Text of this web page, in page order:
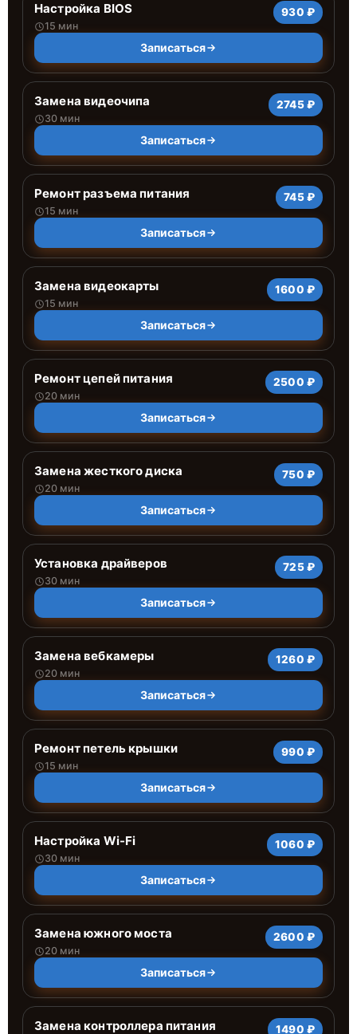
Настройка BIOS
15 мин
930 ₽
Записаться
Замена видеочипа
30 мин
2745 ₽
Записаться
Ремонт разъема питания
15 мин
745 ₽
Записаться
Замена видеокарты
15 мин
1600 ₽
Записаться
Ремонт цепей питания
20 мин
2500 ₽
Записаться
Замена жесткого диска
20 мин
750 ₽
Записаться
Установка драйверов
30 мин
725 ₽
Записаться
Замена вебкамеры
20 мин
1260 ₽
Записаться
Ремонт петель крышки
15 мин
990 ₽
Записаться
Настройка Wi-Fi
30 мин
1060 ₽
Записаться
Замена южного моста
20 мин
2600 ₽
Записаться
Замена контроллера питания 1490 ₽